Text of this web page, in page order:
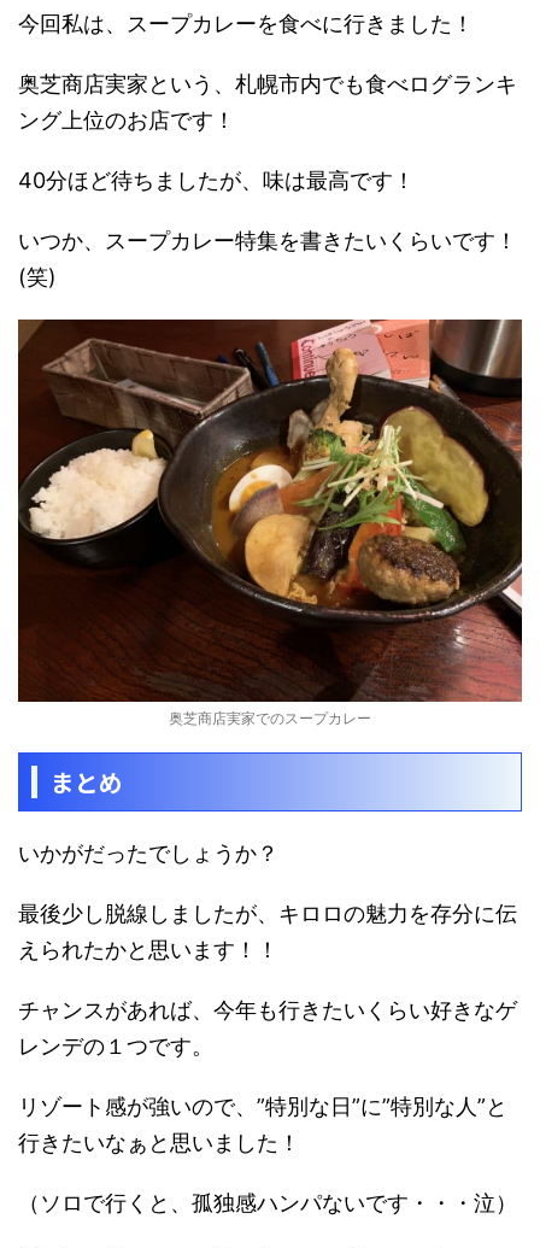
今回私は、スープカレーを食べに行きました！
奥芝商店実家という、札幌市内でも食べログランキ
ング上位のお店です！
40分ほど待ちましたが、 味は最高です ！
いつか、スープカレー特集を書きたいくらいです！
(笑)
奥芝商店実家でのスープカレー
まとめ
いかがだったでしょうか？
最後少し脱線しましたが、キロロの魅力を存分に伝
えられたかと思います！！
チャンスがあれば、今年も行きたいくらい好きなゲ
レンデの１つです。
リゾート感が強いので、 ”特別な日”に”特別な人”と
行きたいなぁ と思いました！
（ソロで行くと、孤独感ハンパないです・・・泣）